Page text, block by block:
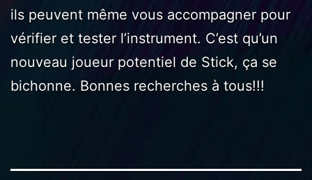
ils peuvent même vous accompagner pour
vérifier et tester l’instrument. C’est qu’un
nouveau joueur potentiel de Stick, ça se
bichonne. Bonnes recherches à tous!!!